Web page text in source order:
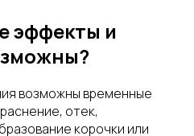
эффекты и
возможны временные
отек,
корочки или